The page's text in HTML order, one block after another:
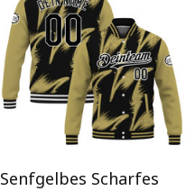
Senfgelbes Scharfes